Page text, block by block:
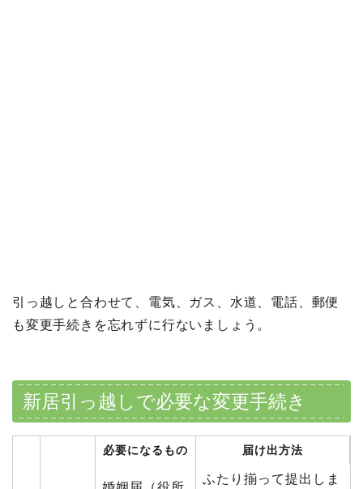
引っ越しと合わせて、電気、ガス、水道、電話、郵便
も変更手続きを忘れずに行ないましょう。
新居引っ越しで必要な変更手続き
必要になるもの 届け出方法
ふたり揃って提出しま